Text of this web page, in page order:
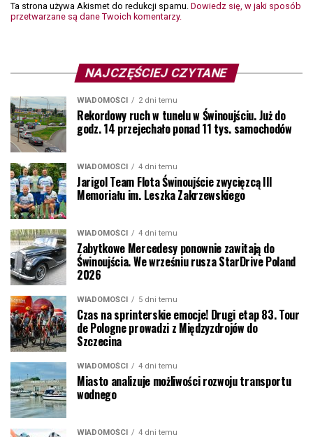
Ta strona używa Akismet do redukcji spamu. Dowiedz się, w jaki sposób
przetwarzane są dane Twoich komentarzy.
NAJCZĘŚCIEJ CZYTANE
WIADOMOŚCI 2 dni temu
Rekordowy ruch w tunelu w Świnoujściu. Już do
godz. 14 przejechało ponad 11 tys. samochodów
WIADOMOŚCI 4 dni temu
Jarigol Team Flota Świnoujście zwycięzcą III
Memoriału im. Leszka Zakrzewskiego
WIADOMOŚCI 4 dni temu
Zabytkowe Mercedesy ponownie zawitają do
Świnoujścia. We wrześniu rusza StarDrive Poland
2026
WIADOMOŚCI 5 dni temu
Czas na sprinterskie emocje! Drugi etap 83. Tour
de Pologne prowadzi z Międzyzdrojów do
Szczecina
WIADOMOŚCI 4 dni temu
Miasto analizuje możliwości rozwoju transportu
wodnego
WIADOMOŚCI 4 dni temu